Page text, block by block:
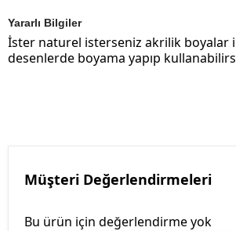
Yararlı Bilgiler
İster naturel isterseniz akrilik boyalar
desenlerde boyama yapıp
Müşteri Değerlendirmeleri
Bu ürün için değerlendirme yok